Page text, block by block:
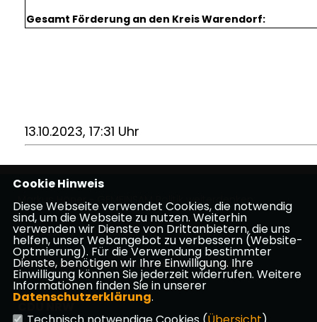
Gesamt Förderung an den Kreis Warendorf:
13.10.2023, 17:31 Uhr
Markus Höner - GEMEINSAM Politik weiterdenken
Impressum Datenschutz Kontakt
CDU Kreisverband Warendorf-Beckum
Cookie Hinweis
Diese Webseite verwendet Cookies, die notwendig
sind, um die Webseite zu nutzen. Weiterhin
verwenden wir Dienste von Drittanbietern, die uns
helfen, unser Webangebot zu verbessern (Website-
Optmierung). Für die Verwendung bestimmter
Dienste, benötigen wir Ihre Einwilligung. Ihre
Einwilligung können Sie jederzeit widerrufen. Weitere
Informationen finden Sie in unserer
Datenschutzerklärung.